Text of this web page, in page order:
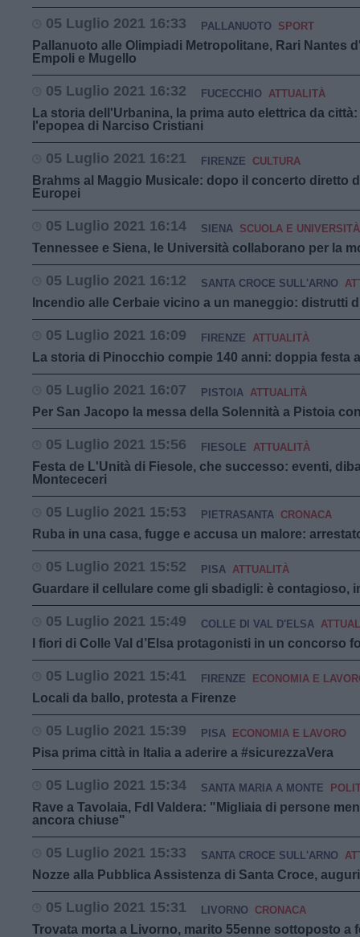
05 Luglio 2021 16:33 PALLANUOTO SPORT
Pallanuoto alle Olimpiadi Metropolitane, Rari Nantes
Empoli e Mugello
05 Luglio 2021 16:32 FUCECCHIO ATTUALITÀ
La storia dell'Urbanina, la prima auto elettrica da
l'epopea di Narciso Cristiani
05 Luglio 2021 16:21 FIRENZE CULTURA
Brahms al Maggio Musicale: dopo il concerto diretto
Europei
05 Luglio 2021 16:14 SIENA SCUOLA E UNIVERSITÀ
Tennessee e Siena, le Università collaborano per la
05 Luglio 2021 16:12 SANTA CROCE SULL'ARNO
Incendio alle Cerbaie vicino a un maneggio: distrutti
05 Luglio 2021 16:09 FIRENZE ATTUALITÀ
La storia di Pinocchio compie 140 anni: doppia festa
05 Luglio 2021 16:07 PISTOIA ATTUALITÀ
Per San Jacopo la messa della Solennità a Pistoia
05 Luglio 2021 15:56 FIESOLE ATTUALITÀ
Festa de L'Unità di Fiesole, che successo: eventi,
Montececeri
05 Luglio 2021 15:53 PIETRASANTA CRONACA
Ruba in una casa, fugge e accusa un malore:
05 Luglio 2021 15:52 PISA ATTUALITÀ
Guardare il cellulare come gli sbadigli: è contagioso,
05 Luglio 2021 15:49 COLLE DI VAL D'ELSA
I fiori di Colle Val d’Elsa protagonisti in un concorso
05 Luglio 2021 15:41 FIRENZE ECONOMIA E
Locali da ballo, protesta a Firenze
05 Luglio 2021 15:39 PISA ECONOMIA E LAVORO
Pisa prima città in Italia a aderire a #sicurezzaVera
05 Luglio 2021 15:34 SANTA MARIA A MONTE
Rave a Tavolaia, FdI Valdera: "Migliaia di persone
ancora chiuse"
05 Luglio 2021 15:33 SANTA CROCE SULL'ARNO
Nozze alla Pubblica Assistenza di Santa Croce,
05 Luglio 2021 15:31 LIVORNO CRONACA
Trovata morta a Livorno, marito 55enne sottoposto a